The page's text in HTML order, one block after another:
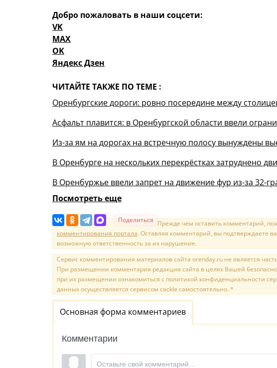
Добро пожаловать в наши соцсети:
VK
MAX
OK
Яндекс Дзен
ЧИТАЙТЕ ТАКЖЕ ПО ТЕМЕ :
Оренбургские дороги: ровно посередине между
Асфальт плавится: в Оренбургской области ввели
Из-за ям на дорогах на встречную полосу вынуждены
В Оренбурге на нескольких перекрёстках затруднено
В Оренбуржье ввели запрет на движение фур из-за 32-
Посмотреть еще
Поделиться Прежде чем оставить комментарий,
комментирования портала. Оставляя комментарий, вы подтверждаете
возможную ответственность за их нарушение.
Сервис комментирования материалов сайта orenday.ru не является
При размещении комментария редакция сайта в целях Вашей
при их размещении ознакомиться с политикой конфиденциальности
данных осуществляется сервисом cackle самостоятельно. *
Основная форма комментариев
Комментарии